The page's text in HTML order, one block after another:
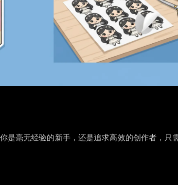
是毫无经验的新手，还是追求高效的创作者，